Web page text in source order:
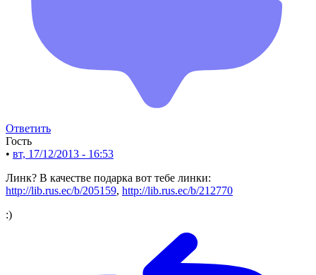
Ответить
Гость
• вт, 17/12/2013 - 16:53
Линк? В качестве подарка вот тебе линки:
http://lib.rus.ec/b/205159, http://lib.rus.ec/b/212770
:)